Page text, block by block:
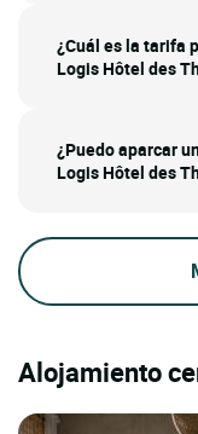
¿Cuál es la tarifa
Logis Hôtel des
¿Puedo aparcar
Logis Hôtel des
Alojamiento